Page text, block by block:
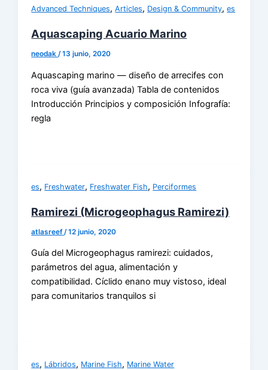
Advanced Techniques,Articles, Design & Community,es
Aquascaping Acuario Marino
neodak/13 junio, 2020
Aquascaping marino — diseño de arrecifes con
roca viva (guía avanzada) Tabla de contenidos
Introducción Principios y composición Infografía:
regla
es, Freshwater, Freshwater Fish, Perciformes
Ramirezi (Microgeophagus Ramirezi)
atlasreef /12 junio, 2020
Guía del Microgeophagus ramirezi: cuidados,
parámetros del agua, alimentación y
compatibilidad. Cíclido enano muy vistoso, ideal
para comunitarios tranquilos si
es, Lábridos, Marine Fish, Marine Water